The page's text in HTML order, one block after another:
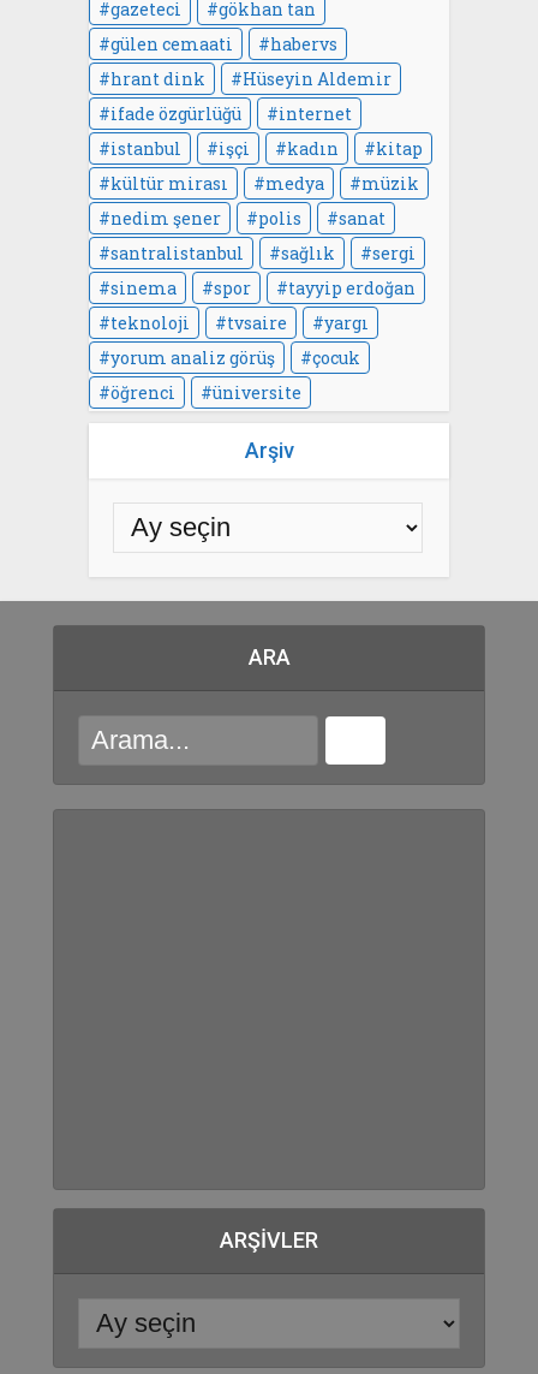
gazeteci
gökhan tan
gülen cemaati
habervs
hrant dink
Hüseyin Aldemir
ifade özgürlüğü
internet
istanbul
işçi kadın
kitap
kültür mirası
medya
müzik
nedim şener
polis
sanat
santralistanbul
sağlık
sergi
sinema
spor
tayyip erdoğan
teknoloji
tvsaire
yargı
yorum analiz görüş
çocuk
öğrenci
üniversite
Arşiv
ARA
ARŞIVLER